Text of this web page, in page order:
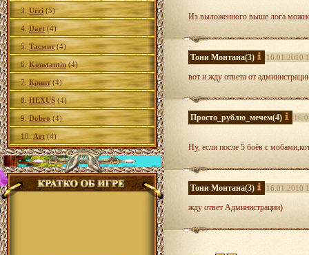
3. Urri (5)
4. Dart (4)
5. Тасмит(4)
6. Konstantin(4)
7. Крипт(4)
8. HEXUS(4)
9. Dobro(4)
10. Art (4)
Из выложенного выше лога
Тони Монтана(3) 16.01.2010
вот и жду ответа от
Просто_рублю_мечем(4)
Ну, если после 5 боёв с
Тони Монтана(3) 16.01.2010
жду ответ Администрации)